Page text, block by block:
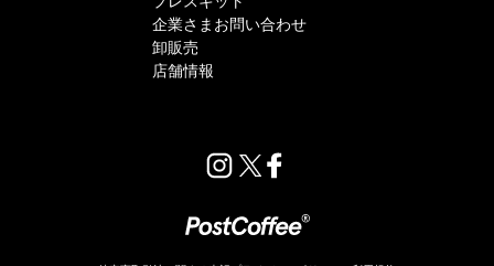
企業さまお問い合わせ
卸販売
店舗情報